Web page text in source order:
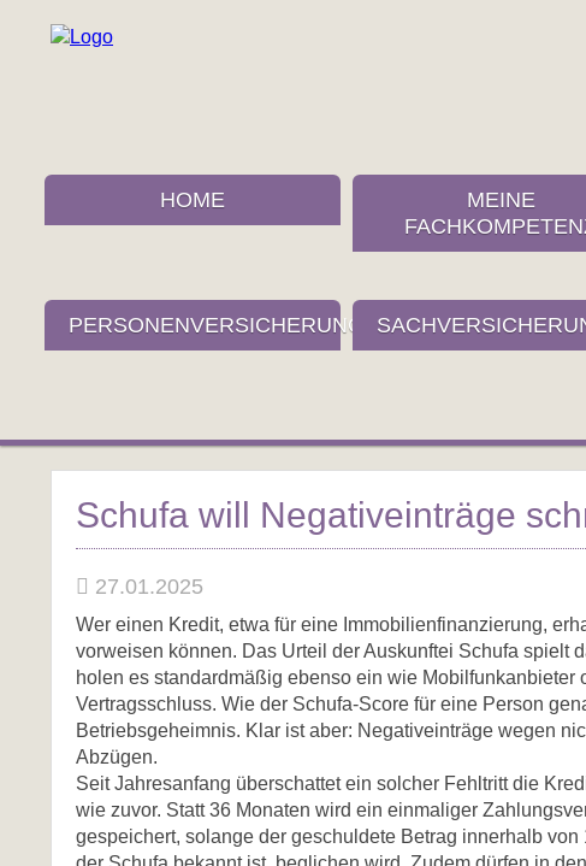
HOME
MEINE
PERSONENVERSICHERUNGEN
Schufa will Negativeinträge
27.01.2025
Wer einen Kredit, etwa für eine Immobilienfinanzierung,
vorweisen können. Das Urteil der Auskunftei Schufa spielt
holen es standardmäßig ebenso ein wie Mobilfunkanbieter
Vertragsschluss. Wie der Schufa-Score für eine Person
Betriebsgeheimnis. Klar ist aber: Negativeinträge wegen
Abzügen.
Seit Jahresanfang überschattet ein solcher Fehltritt die
wie zuvor. Statt 36 Monaten wird ein einmaliger
gespeichert, solange der geschuldete Betrag innerhalb